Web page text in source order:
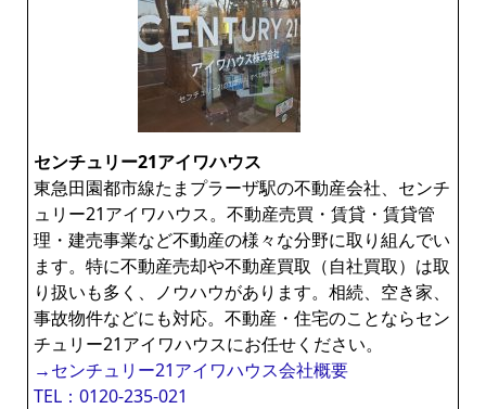
センチュリー21アイワハウス
東急田園都市線たまプラーザ駅の不動産会社、センチ
ュリー21アイワハウス。不動産売買・賃貸・賃貸管
理・建売事業など不動産の様々な分野に取り組んでい
ます。特に不動産売却や不動産買取（自社買取）は取
り扱いも多く、ノウハウがあります。相続、空き家、
事故物件などにも対応。不動産・住宅のことならセン
チュリー21アイワハウスにお任せください。
→センチュリー21アイワハウス会社概要
TEL：0120-235-021